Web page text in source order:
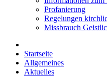
Profanierung
Regelungen
Missbrauch
Startseite
Allgemeines
Aktuelles